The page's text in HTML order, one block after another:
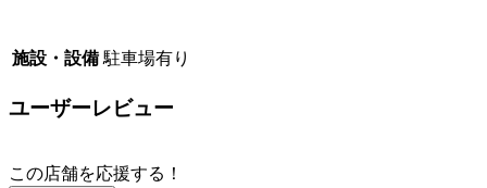
施設・設備 駐車場有り
ユーザーレビュー
この店舗を応援する！